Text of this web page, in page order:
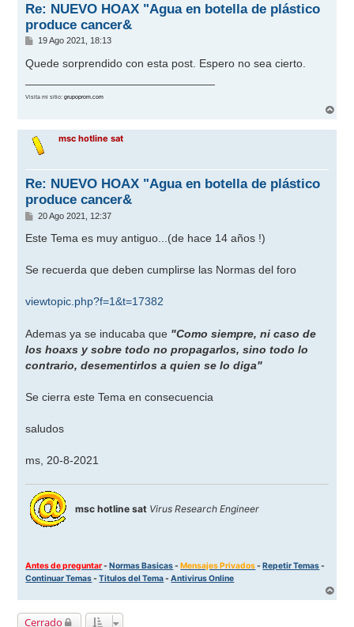
Re: NUEVO HOAX "Agua en botella de plástico
produce cancer&
M
n
e
19 Ago 2021, 18:13
Quede sorprendido con esta post. Espero no sea cierto.
Visita mi sitio:grupoprom.com
r
msc hotline sat
Re: NUEVO HOAX "Agua en botella de plástico
produce cancer&
M
n
j
e
20 Ago 2021, 12:37
Este Tema es muy antiguo...(de hace 14 años !)
Se recuerda que deben cumplirse las Normas del foro
viewtopic.php?f=1&t=17382
Ademas ya se inducaba que "Como siempre, ni caso de
los hoaxs y sobre todo no propagarlos, sino todo lo
contrario, desementirlos a quien se lo diga"
Se cierra este Tema en consecuencia
saludos
ms, 20-8-2021
msc hotline sat Virus Research Engineer
Antes de preguntar-Normas Basicas-Mensajes Privados-Repetir Temas-
Continuar Temas-Titulos del Tema-Antivirus Online
r
Cerrado